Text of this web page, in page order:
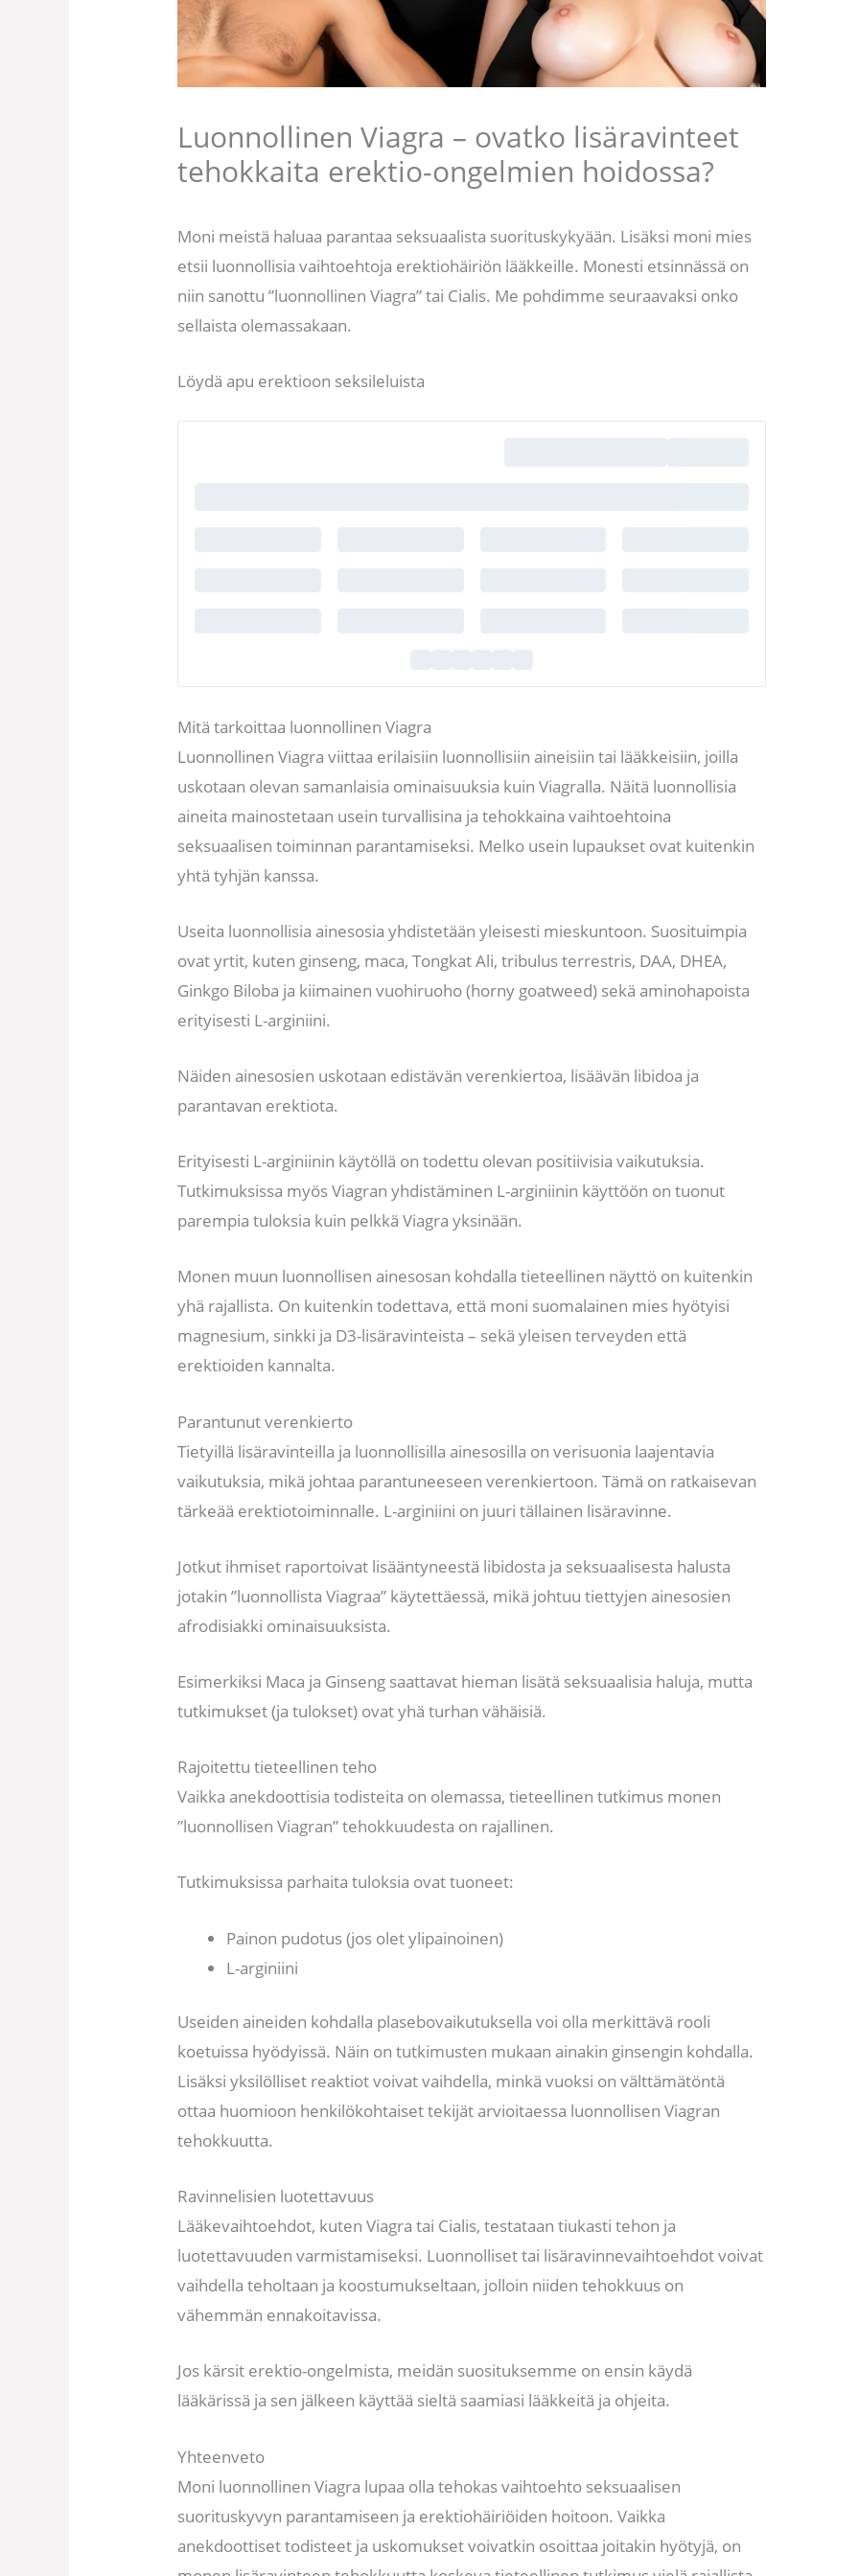
Luonnollinen Viagra – ovatko lisäravinteet
tehokkaita erektio-ongelmien hoidossa?
Moni meistä haluaa parantaa seksuaalista suorituskykyään. Lisäksi moni mies
etsii luonnollisia vaihtoehtoja erektiohäiriön lääkkeille. Monesti etsinnässä on
niin sanottu ”luonnollinen Viagra” tai Cialis. Me pohdimme seuraavaksi onko
sellaista olemassakaan.
Löydä apu erektioon seksileluista
Mitä tarkoittaa luonnollinen Viagra
Luonnollinen Viagra viittaa erilaisiin luonnollisiin aineisiin tai lääkkeisiin, joilla
uskotaan olevan samanlaisia ominaisuuksia kuin Viagralla. Näitä luonnollisia
aineita mainostetaan usein turvallisina ja tehokkaina vaihtoehtoina
seksuaalisen toiminnan parantamiseksi. Melko usein lupaukset ovat kuitenkin
yhtä tyhjän kanssa.
Useita luonnollisia ainesosia yhdistetään yleisesti mieskuntoon. Suosituimpia
ovat yrtit, kuten ginseng, maca, Tongkat Ali, tribulus terrestris, DAA, DHEA,
Ginkgo Biloba ja kiimainen vuohiruoho (horny goatweed) sekä aminohapoista
erityisesti L-arginiini.
Näiden ainesosien uskotaan edistävän verenkiertoa, lisäävän libidoa ja
parantavan erektiota.
Erityisesti L-arginiinin käytöllä on todettu olevan positiivisia vaikutuksia.
Tutkimuksissa myös Viagran yhdistäminen L-arginiinin käyttöön on tuonut
parempia tuloksia kuin pelkkä Viagra yksinään.
Monen muun luonnollisen ainesosan kohdalla tieteellinen näyttö on kuitenkin
yhä rajallista. On kuitenkin todettava, että moni suomalainen mies hyötyisi
magnesium, sinkki ja D3-lisäravinteista – sekä yleisen terveyden että
erektioiden kannalta.
Parantunut verenkierto
Tietyillä lisäravinteilla ja luonnollisilla ainesosilla on verisuonia laajentavia
vaikutuksia, mikä johtaa parantuneeseen verenkiertoon. Tämä on ratkaisevan
tärkeää erektiotoiminnalle. L-arginiini on juuri tällainen lisäravinne.
Jotkut ihmiset raportoivat lisääntyneestä libidosta ja seksuaalisesta halusta
jotakin ”luonnollista Viagraa” käytettäessä, mikä johtuu tiettyjen ainesosien
afrodisiakki ominaisuuksista.
Esimerkiksi Maca ja Ginseng saattavat hieman lisätä seksuaalisia haluja, mutta
tutkimukset (ja tulokset) ovat yhä turhan vähäisiä.
Rajoitettu tieteellinen teho
Vaikka anekdoottisia todisteita on olemassa, tieteellinen tutkimus monen
”luonnollisen Viagran” tehokkuudesta on rajallinen.
Tutkimuksissa parhaita tuloksia ovat tuoneet:
Painon pudotus (jos olet ylipainoinen)
L-arginiini
Useiden aineiden kohdalla plasebovaikutuksella voi olla merkittävä rooli
koetuissa hyödyissä. Näin on tutkimusten mukaan ainakin ginsengin kohdalla.
Lisäksi yksilölliset reaktiot voivat vaihdella, minkä vuoksi on välttämätöntä
ottaa huomioon henkilökohtaiset tekijät arvioitaessa luonnollisen Viagran
tehokkuutta.
Ravinnelisien luotettavuus
Lääkevaihtoehdot, kuten Viagra tai Cialis, testataan tiukasti tehon ja
luotettavuuden varmistamiseksi. Luonnolliset tai lisäravinnevaihtoehdot voivat
vaihdella teholtaan ja koostumukseltaan, jolloin niiden tehokkuus on
vähemmän ennakoitavissa.
Jos kärsit erektio-ongelmista, meidän suosituksemme on ensin käydä
lääkärissä ja sen jälkeen käyttää sieltä saamiasi lääkkeitä ja ohjeita.
Yhteenveto
Moni luonnollinen Viagra lupaa olla tehokas vaihtoehto seksuaalisen
suorituskyvyn parantamiseen ja erektiohäiriöiden hoitoon. Vaikka
anekdoottiset todisteet ja uskomukset voivatkin osoittaa joitakin hyötyjä, on